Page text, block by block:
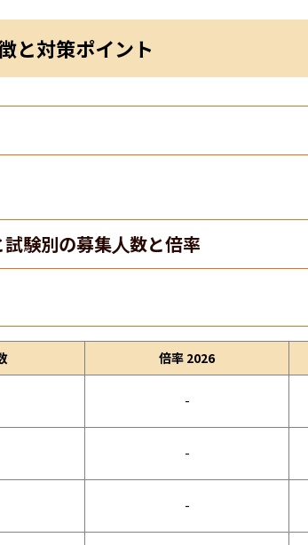
と対策ポイント
験別の募集人数と倍率
倍率 2026
-
-
-